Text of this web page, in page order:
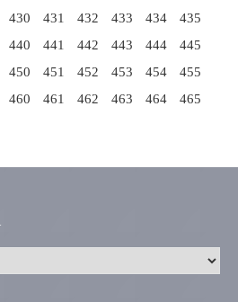
430 431 432 433 434
435
440 441 442 443 444
445
450 451 452 453 454
455
460 461 462 463 464 465